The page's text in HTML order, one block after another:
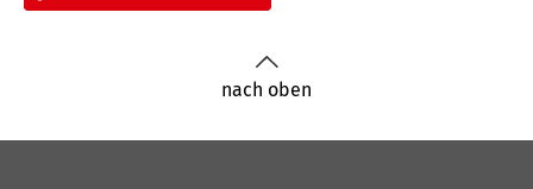
nach oben